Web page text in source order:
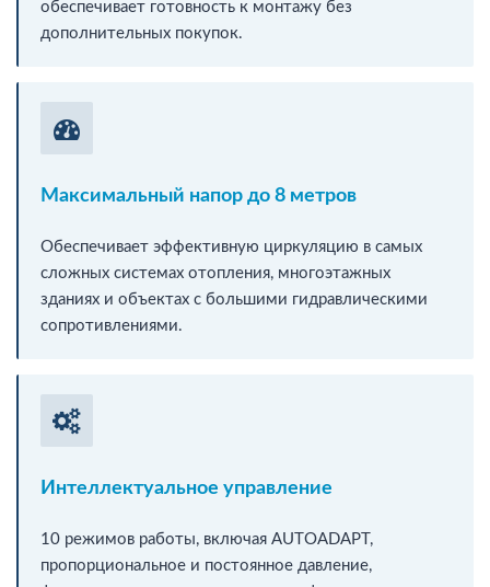
обеспечивает готовность к монтажу без
дополнительных покупок.
Максимальный напор до 8 метров
Обеспечивает эффективную циркуляцию в самых
сложных системах отопления, многоэтажных
зданиях и объектах с большими гидравлическими
сопротивлениями.
Интеллектуальное управление
10 режимов работы, включая AUTOADAPT,
пропорциональное и постоянное давление,